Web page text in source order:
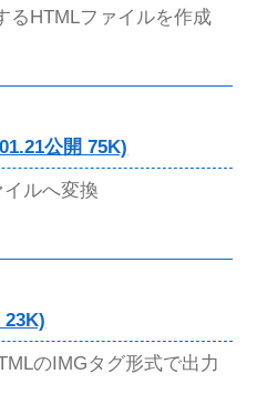
るHTMLファイルを作成
公開 75K)
ルへ変換
23K)
のIMGタグ形式で出力